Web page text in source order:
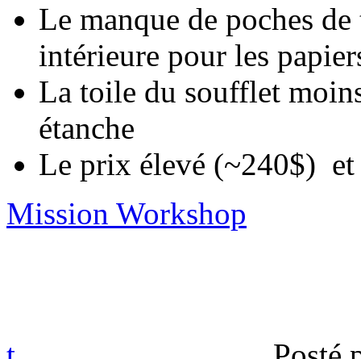
Le manque de poches
intérieure pour les
La toile du soufflet
étanche
Le prix élevé (~240$)
Mission Workshop